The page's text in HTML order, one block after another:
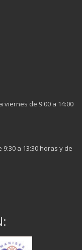
viernes de 9:00 a 14:00
a 13:30 horas y de